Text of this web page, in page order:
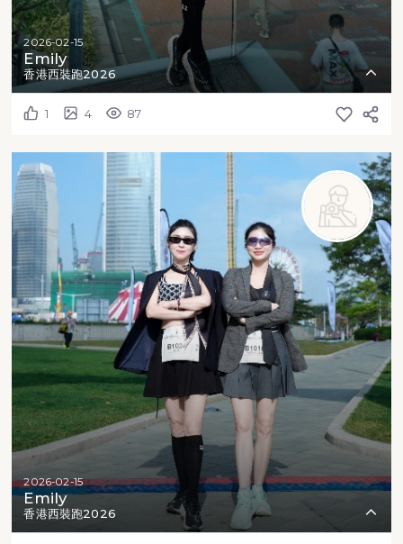
2026-02-15
Emily
香港西裝跑2026
1 4 87
2026-02-15
Emily
香港西裝跑2026